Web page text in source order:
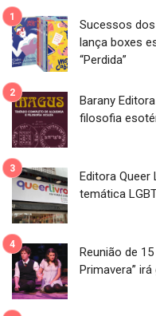
Sucessos
lança boxes
“Perdida”
Barany
filosofia
Editora Queer
temática
Reunião de
Primavera”